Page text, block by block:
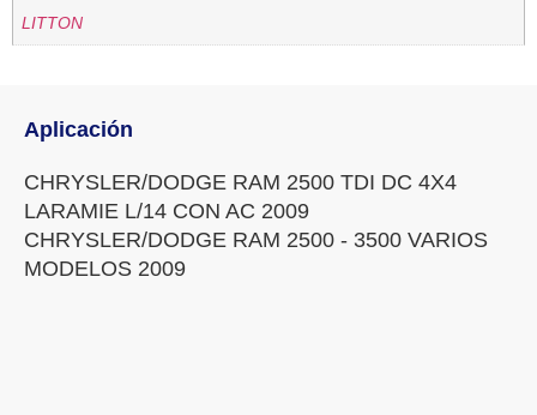
LITTON
Aplicación
CHRYSLER/DODGE RAM 2500 TDI DC 4X4
LARAMIE L/14 CON AC 2009
CHRYSLER/DODGE RAM 2500 - 3500 VARIOS
MODELOS 2009